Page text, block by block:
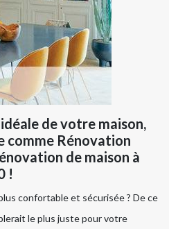
de votre maison,
comme Rénovation
de maison à
!
confortable et sécurisée ? De ce
le plus juste pour votre